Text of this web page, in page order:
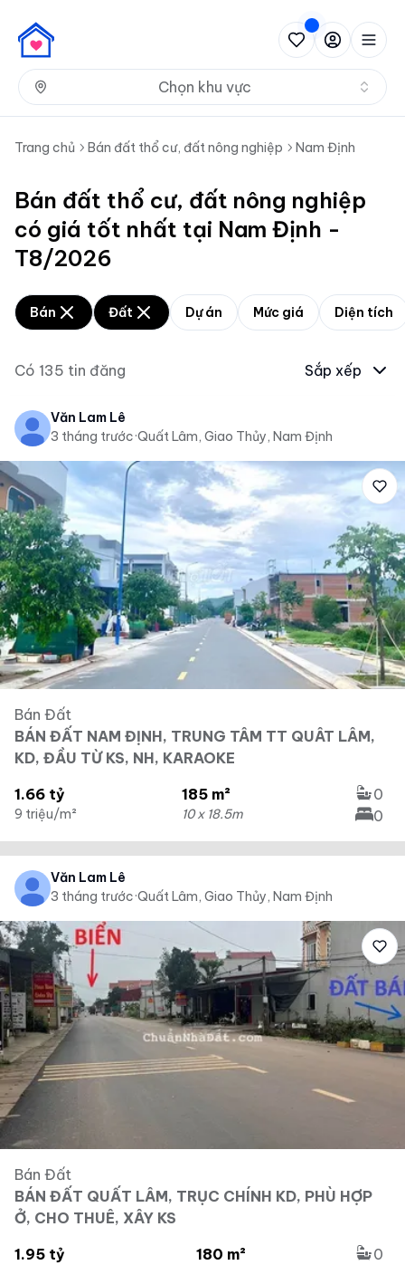
Chọn khu vực
Trang chủ Bán đất thổ cư, đất nông nghiệp Nam Định
Bán đất thổ cư, đất nông nghiệp
có giá tốt nhất tại Nam Định -
T8/2026
Bán Đất Dự án Mức giá Diện tích
Có 135 tin đăng Sắp xếp
Văn Lam Lê
3 tháng trước·Quất Lâm, Giao Thủy, Nam Định
Bán Đất
BÁN ĐẤT NAM ĐỊNH, TRUNG TÂM TT QUÂT LÂM,
KD, ĐẦU TỪ KS, NH, KARAOKE
1.66 tỷ
9 triệu/m²
185 m²
10 x 18.5m
0
0
Văn Lam Lê
3 tháng trước·Quất Lâm, Giao Thủy, Nam Định
Bán Đất
BÁN ĐẤT QUẤT LÂM, TRỤC CHÍNH KD, PHÙ HỢP
Ở, CHO THUÊ, XÂY KS
1.95 tỷ
180 m²
0